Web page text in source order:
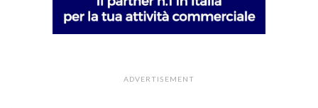
ADVERTISEMENT